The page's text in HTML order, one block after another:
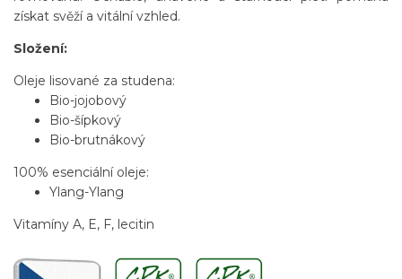
získat svěží a vitální vzhled.
Složení:
Oleje lisované za studena:
Bio-jojobový
Bio-šípkový
Bio-brutnákový
100% esenciální oleje:
Ylang-Ylang
Vitamíny A, E, F, lecitin